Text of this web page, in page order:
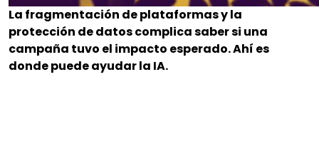
La fragmentación de plataformas y la
protección de datos complica saber si una
campaña tuvo el impacto esperado. Ahí es
donde puede ayudar la IA.